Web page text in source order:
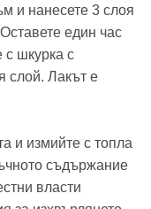
и нанесете 3 слоя
един час
с шкурка с
слой. Лакът е
и измийте с топла
съдържание
власти